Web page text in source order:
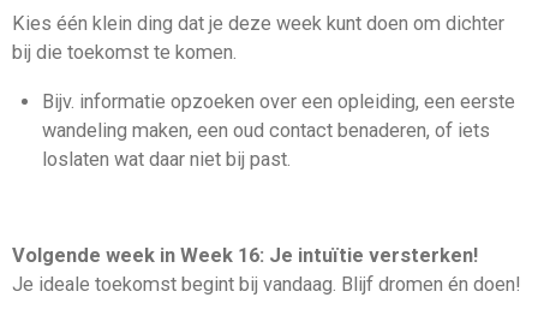
Kies één klein ding dat je deze week kunt doen om dichter
bij die toekomst te komen.
Bijv. informatie opzoeken over een opleiding, een eerste
wandeling maken, een oud contact benaderen, of iets
loslaten wat daar niet bij past.
Volgende week in Week 16: Je intuïtie versterken!
Je ideale toekomst begint bij vandaag. Blijf dromen én doen!